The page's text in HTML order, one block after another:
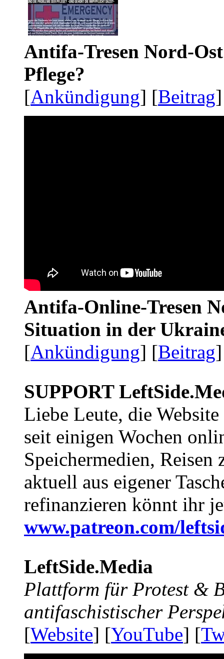
Antifa-Tresen Nord-
Pflege?
[Ankündigung] [Beitrag
Antifa-Online-Tresen
Situation in der
[Ankündigung] [Beitrag
SUPPORT
Liebe Leute, die Website
seit einigen Wochen
Speichermedien, Reisen
aktuell aus eigener
refinanzieren könnt ihr
www.patreon.com/
LeftSide.Media
Plattform für Protest &
antifaschistischer
[Website] [YouTube] [